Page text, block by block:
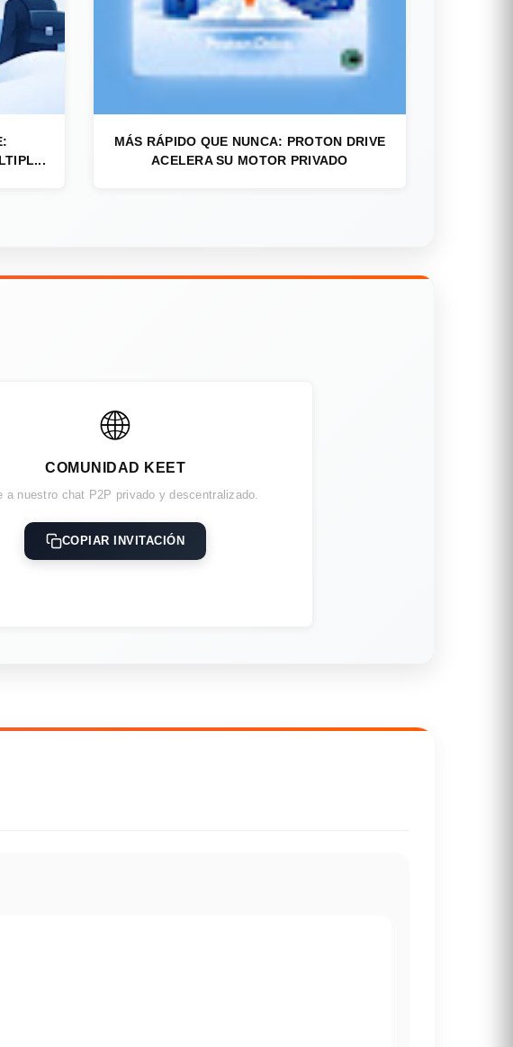
MÁS RÁPIDO QUE NUNCA: PROTON DRIVE
ACELERA SU MOTOR PRIVADO
🌐
COMUNIDAD KEET
a nuestro chat P2P privado y descentralizado.
COPIAR INVITACIÓN